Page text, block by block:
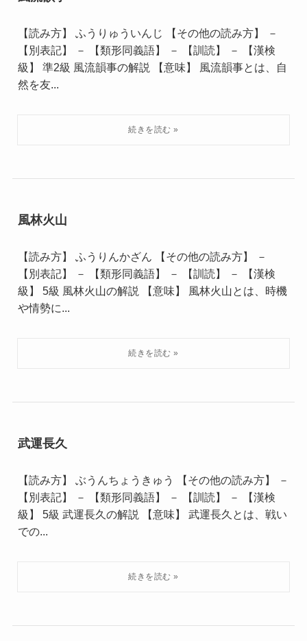
【読み方】 ふうりゅういんじ 【その他の読み方】 －
【別表記】 － 【類形同義語】 － 【訓読】 － 【漢検
級】 準2級 風流韻事の解説 【意味】 風流韻事とは、自
然を友...
風林火山
【読み方】 ふうりんかざん 【その他の読み方】 －
【別表記】 － 【類形同義語】 － 【訓読】 － 【漢検
級】 5級 風林火山の解説 【意味】 風林火山とは、時機
や情勢に...
武運長久
【読み方】 ぶうんちょうきゅう 【その他の読み方】 －
【別表記】 － 【類形同義語】 － 【訓読】 － 【漢検
級】 5級 武運長久の解説 【意味】 武運長久とは、戦い
での...